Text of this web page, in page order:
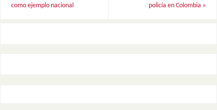
como ejemplo nacional
policía en Colombia »